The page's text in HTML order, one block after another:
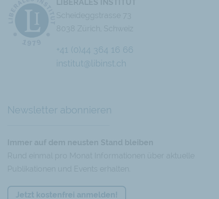
Chatbot
+41 (0)44 364 16 66
institut@libinst.ch
Newsletter abonnieren
Jetzt kostenfrei anmelden!